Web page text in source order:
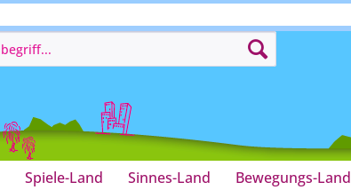
Spiele-Land Sinnes-Land Bewegungs-Land